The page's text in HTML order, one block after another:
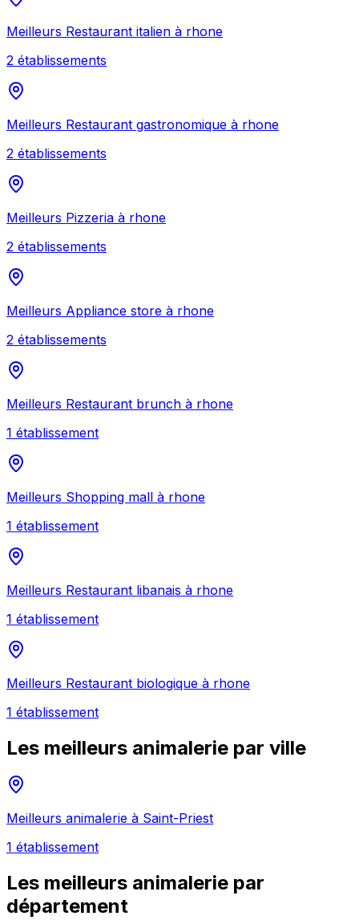
Meilleurs Restaurant italien à rhone
2 établissements
Meilleurs Restaurant gastronomique à rhone
2 établissements
Meilleurs Pizzeria à rhone
2 établissements
Meilleurs Appliance store à rhone
2 établissements
Meilleurs Restaurant brunch à rhone
1 établissement
Meilleurs Shopping mall à rhone
1 établissement
Meilleurs Restaurant libanais à rhone
1 établissement
Meilleurs Restaurant biologique à rhone
1 établissement
Les meilleurs animalerie par ville
Meilleurs animalerie à Saint-Priest
1 établissement
Les meilleurs animalerie par
département